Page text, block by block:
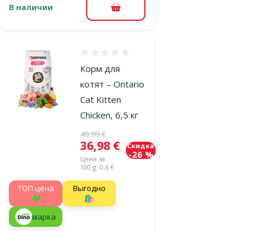
В наличии В корзину
Корм для
котят – Ontario
Cat Kitten
Chicken, 6,5 кг
Исходная цена
49,99 €
Цена
36,98 €
Цена за
100 g: 0,6 €
Скидка
-26 %
TOП цена
💚
Выгодно
🛍️
марка